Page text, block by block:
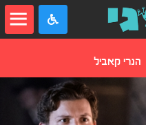
הנרי קאביל